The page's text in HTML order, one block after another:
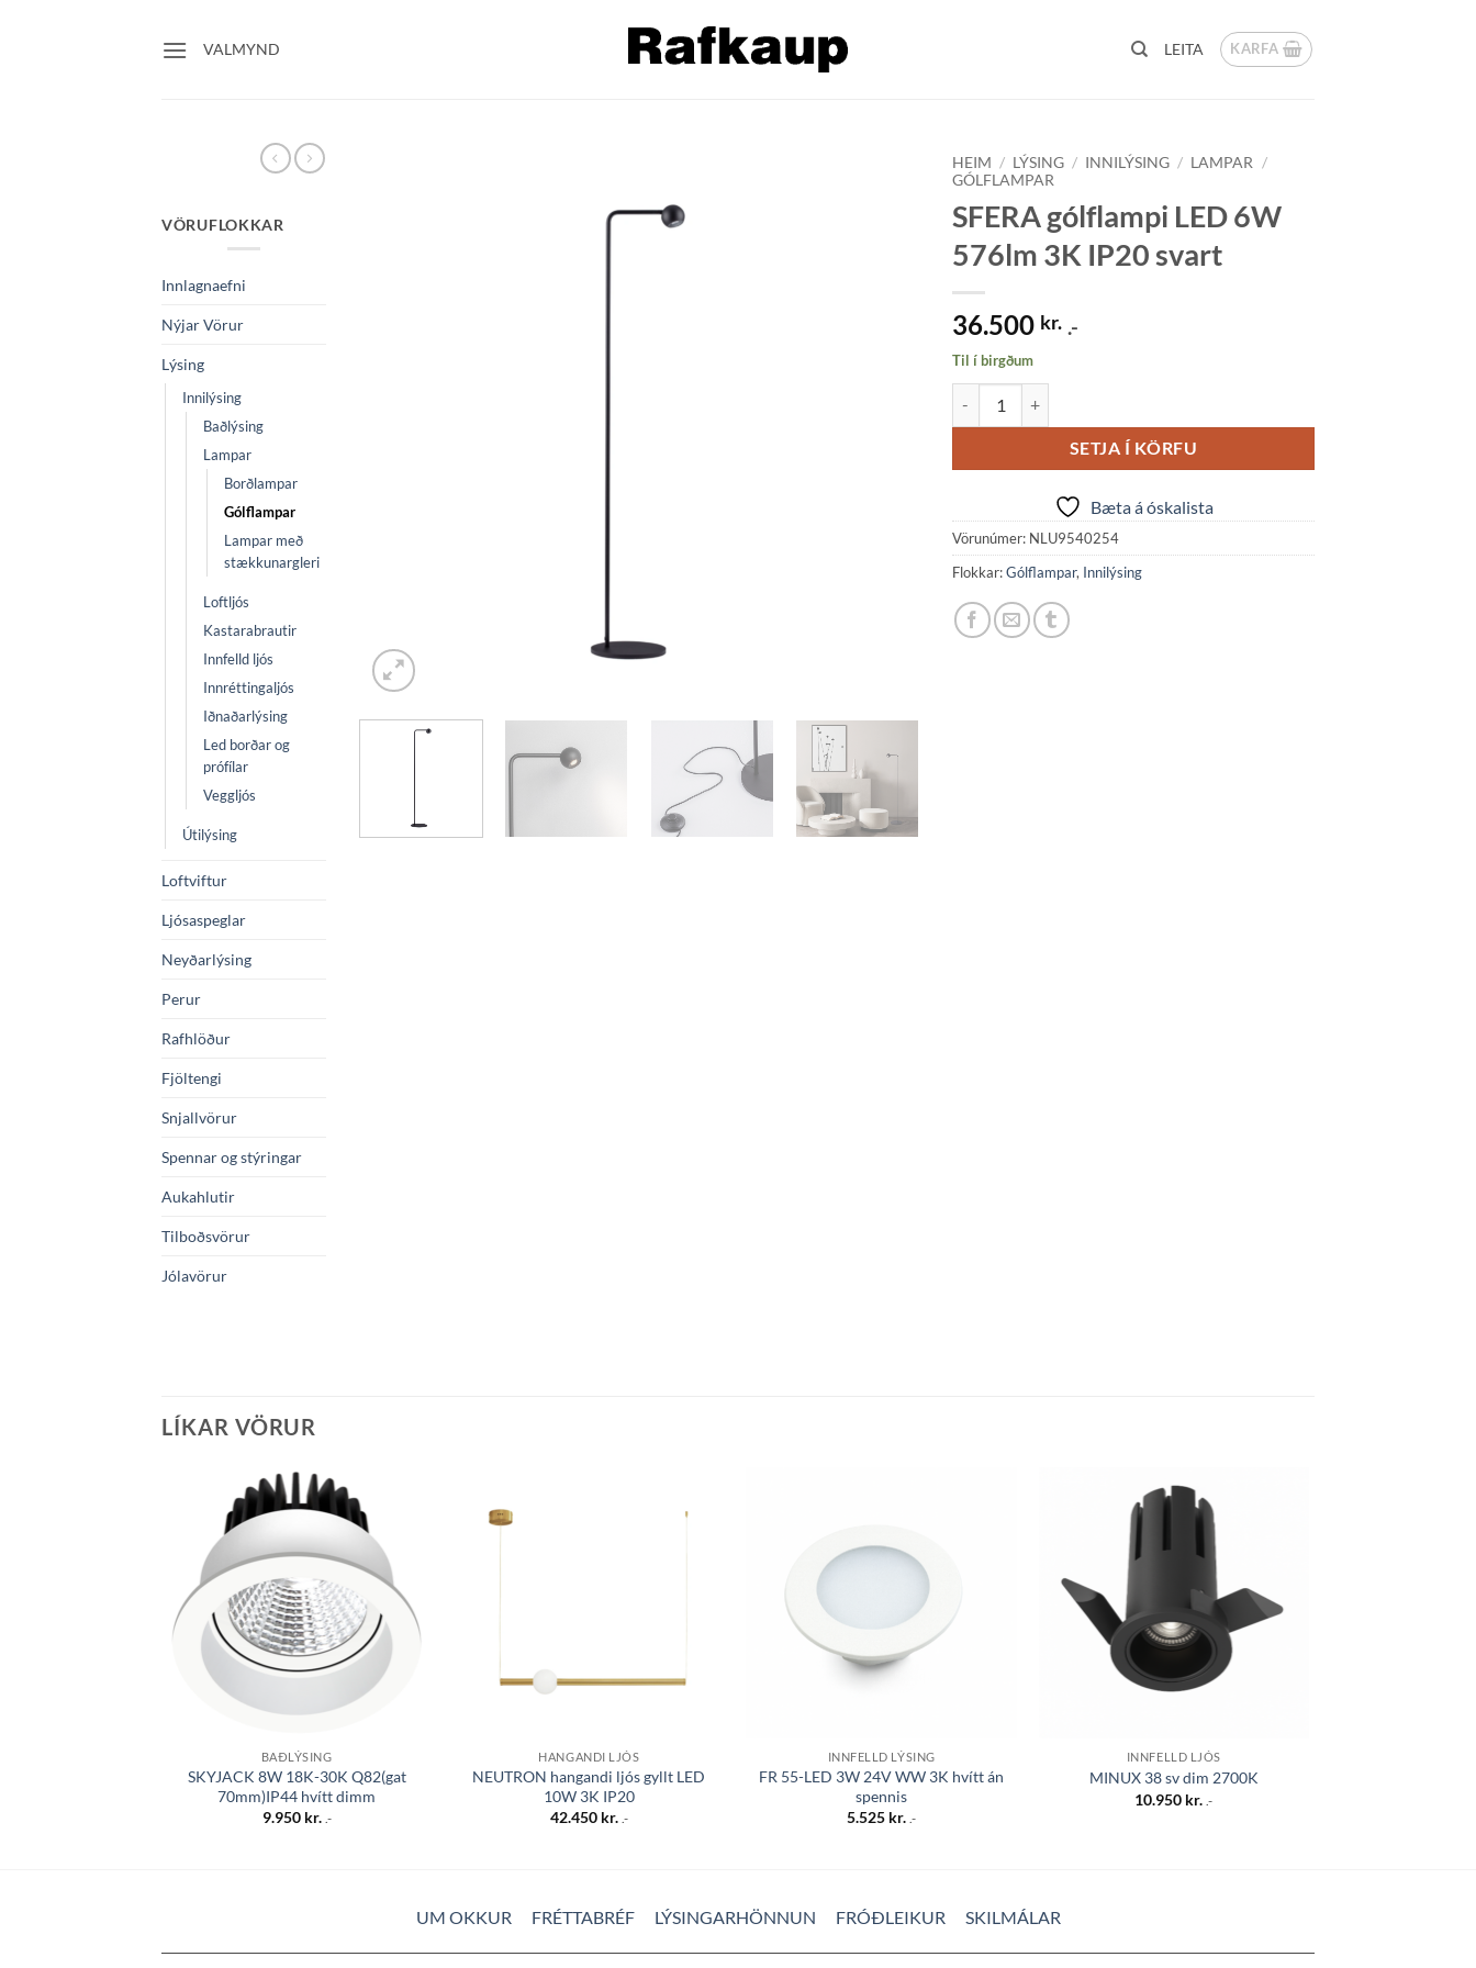
VALMYND LEITA KARFA
VÖRUFLOKKAR
Innlagnaefni
Nýjar Vörur
Lýsing
Innilýsing
Baðlýsing
Lampar
Borðlampar
Gólflampar
Lampar með
stækkunargleri
Loftljós
Kastarabrautir
Innfelld ljós
Innréttingaljós
Iðnaðarlýsing
Led borðar og
prófílar
Veggljós
Útilýsing
Loftviftur
Ljósaspeglar
Neyðarlýsing
Perur
Rafhlöður
Fjöltengi
Snjallvörur
Spennar og stýringar
Aukahlutir
Tilboðsvörur
Jólavörur
HEIM / LÝSING / INNILÝSING / LAMPAR
/
GÓLFLAMPAR
SFERA gólflampi LED 6W
576lm 3K IP20 svart
36.500 kr. .-
Til í birgðum
SETJA Í KÖRFU
Bæta á óskalista
Vörunúmer: NLU9540254
Flokkar:Gólflampar, Innilýsing
LÍKAR VÖRUR
óskalista
BAÐLÝSING
SKYJACK 8W 18K-30K Q82(gat
70mm)IP44 hvítt dimm
9.950 kr. .-
HANGANDI LJÓS
NEUTRON hangandi ljós gyllt LED
10W 3K IP20
42.450 kr. .-
INNFELLD LÝSING
FR 55-LED 3W 24V WW 3K hvítt án
spennis
5.525 kr. .-
INNFELLD LJÓS
MINUX 38 sv dim 2700K
10.950 kr. .-
UM OKKUR FRÉTTABRÉF LÝSINGARHÖNNUN FRÓÐLEIKUR SKILMÁLAR